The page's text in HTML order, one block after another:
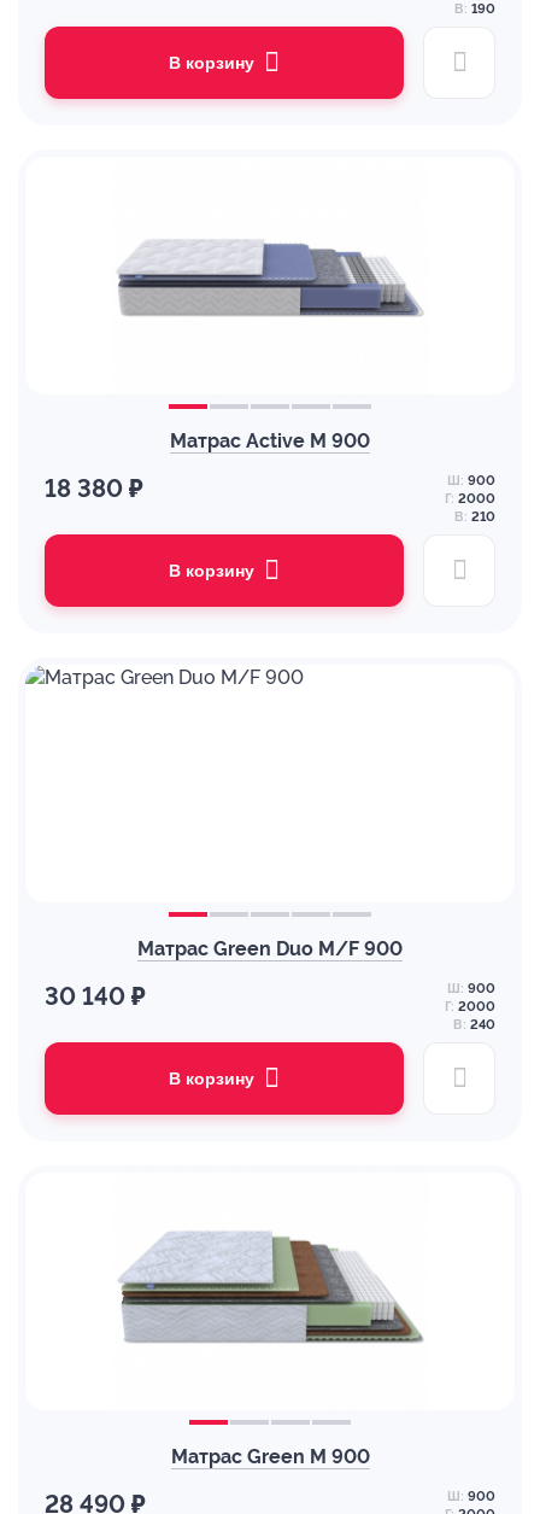
В: 190
В корзину
Матрас Active M 900
18 380 ₽ Ш: 900
Г: 2000
В: 210
В корзину
Матрас Green Duo M/F 900
30 140 ₽ Ш: 900
Г: 2000
В: 240
В корзину
Матрас Green M 900
28 490 ₽ Ш: 900